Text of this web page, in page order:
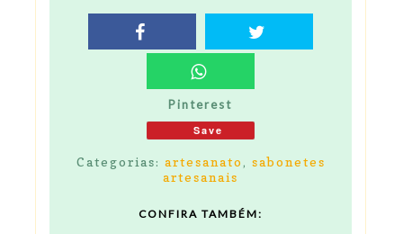
Pinterest
Save
Categorias: artesanato , sabonetes
artesanais
CONFIRA TAMBÉM: